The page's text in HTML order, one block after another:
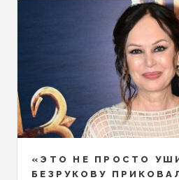
«ЭТО НЕ ПРОСТО
БЕЗРУКОВУ